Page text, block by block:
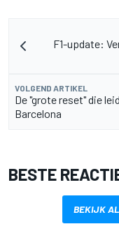
F1-update:
VOLGEND ARTIKEL
De "grote reset" die
Barcelona
BESTE
BEKIJK